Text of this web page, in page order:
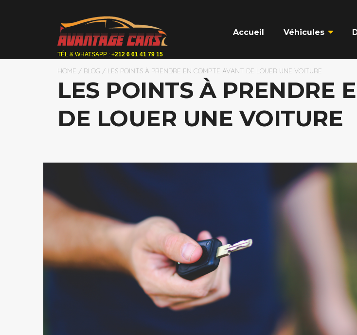
Accueil Véhicules
TÉL & WHATSAPP : +212 6 61 41 79 15
HOME / BLOG / LES POINTS À PRENDRE EN COMPTE AVANT DE LOUER UNE VOITURE
LES POINTS À PRENDRE
DE LOUER UNE VOITURE